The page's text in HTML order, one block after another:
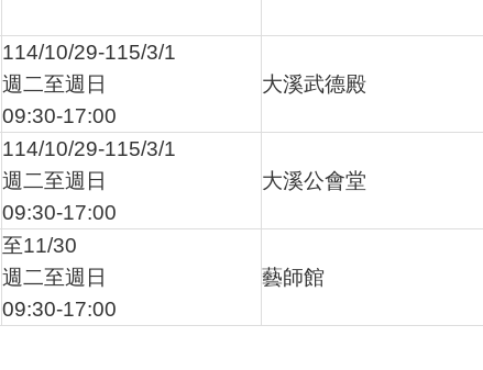
114/10/29-115/3/1
週二至週日
09:30-17:00
大溪武德殿
114/10/29-115/3/1
週二至週日
09:30-17:00
大溪公會堂
至11/30
週二至週日
09:30-17:00
藝師館